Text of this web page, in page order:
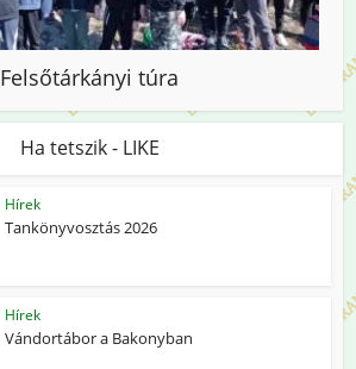
Felsőtárkányi túra
Ha tetszik - LIKE
Hírek
Tankönyvosztás 2026
Hírek
Vándortábor a Bakonyban